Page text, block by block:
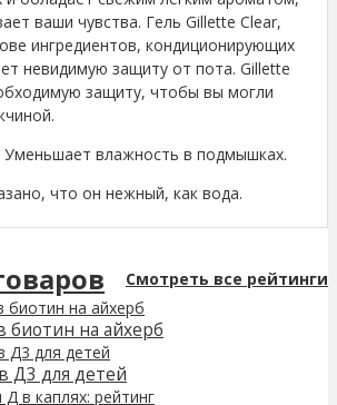
ваши чувства. Гель Gillette Clear,
ингредиентов, кондиционирующих
невидимую защиту от пота. Gillette
защиту, чтобы вы могли
Уменьшает влажность в подмышках.
что он нежный, как вода.
Смотреть все рейтинги
биотин на айхерб
Д3 для детей